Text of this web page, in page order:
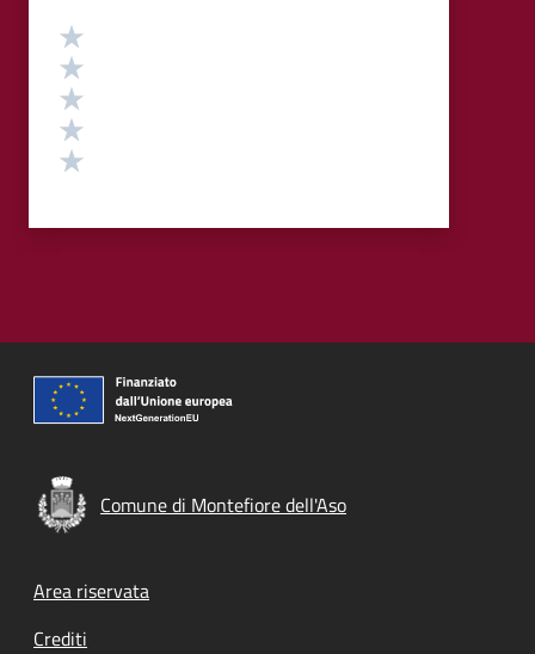
Valutazione
Comune di Montefiore dell'Aso
Footer menu
Area riservata
Crediti